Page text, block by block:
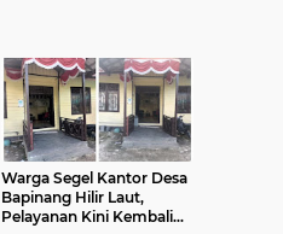
Warga Segel Kantor Desa
Bapinang Hilir Laut,
Pelayanan Kini Kembali